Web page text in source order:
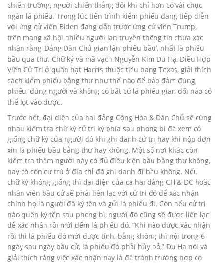
chiến trường, người chiến thắng đôi khi chỉ hơn có vài chục
ngàn lá phiếu. Trong lúc tiến trình kiểm phiếu đang tiếp diễn
với ứng cử viên Biden đang dẫn trước ứng cử viên Trump,
trên mạng xã hội nhiều người lan truyền thông tin chưa xác
nhận rằng ‘Đảng Dân Chủ gian lận phiếu bầu’, nhất là phiếu
bầu qua thư. Chữ ký và mã vạch Nguyễn Kim Du Hạ, Điều Hợp
Viên Cử Tri ở quận hạt Harris thuộc tiểu bang Texas, giải thích
cách kiểm phiếu bằng thư như thế nào để bảo đảm đúng
phiếu, đúng người và không có bất cứ lá phiếu gian dối nào có
thể lọt vào được.
Trước hết, đại diện của hai đảng Cộng Hòa & Dân Chủ sẽ cùng
nhau kiểm tra chữ ký cử tri ký phía sau phong bì để xem có
giống chữ ký của người đó khi ghi danh cử tri hay khi nộp đơn
xin lá phiếu bầu bằng thư hay không. Một số nơi khác còn
kiểm tra thêm người này có đủ điều kiện bầu bằng thư không,
hay có còn cư trú ở địa chỉ đã ghi danh đi bầu không. Nếu
chữ ký không giống thì đại diện của cả hai đảng CH & DC hoặc
nhân viên bầu cử sẽ phải liên lạc với cử tri đó để xác nhận
chính họ là người đã ký tên và gửi lá phiếu đi. Còn nếu cử tri
nào quên ký tên sau phong bì, người đó cũng sẽ được liên lạc
để xác nhận rồi mới đếm lá phiếu đó. “Khi nào được xác nhận
rồi thì lá phiếu đó mới được tính, bằng không thì nội trong 6
ngày sau ngày bầu cử, lá phiếu đó phải hủy bỏ,” Du Hạ nói và
giải thích rằng việc xác nhận này là để tránh trường hợp có